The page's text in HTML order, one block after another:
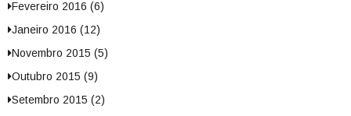
Fevereiro 2016 (6)
Janeiro 2016 (12)
Novembro 2015 (5)
Outubro 2015 (9)
Setembro 2015 (2)